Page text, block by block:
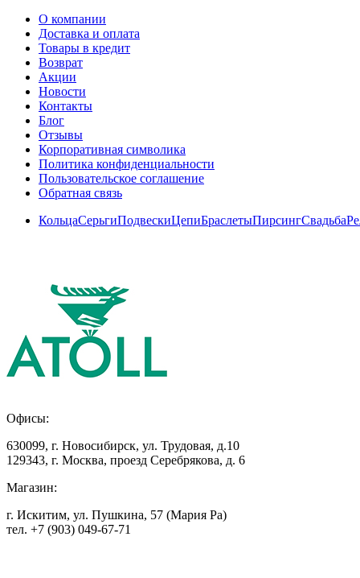
О компании
Доставка и оплата
Товары в кредит
Возврат
Акции
Новости
Контакты
Блог
Отзывы
Корпоративная символика
Политика конфиденциальности
Пользовательское соглашение
Обратная связь
КольцаСерьгиПодвескиЦепиБраслетыПирсингСвадьба
Офисы:
630099, г. Новосибирск, ул. Трудовая, д.10
129343, г. Москва, проезд Серебрякова, д. 6
Магазин:
г. Искитим, ул. Пушкина, 57 (Мария Ра)
тел. +7 (903) 049-67-71